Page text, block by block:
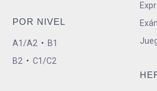
POR NIVEL
A1/A2 • B1
B2 • C1/C2